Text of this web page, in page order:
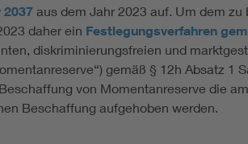
aus dem Jahr 2023 auf. Um dem
daher ein Festlegungsverfahren
diskriminierungsfreien und
gemäß § 12h Absatz 1
von Momentanreserve die
Beschaffung aufgehoben werden.